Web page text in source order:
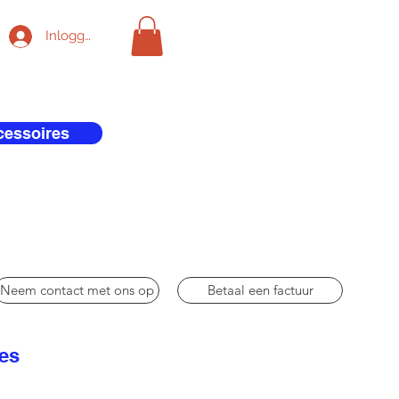
Inloggen
Neem contact met ons op Betaal een factuur